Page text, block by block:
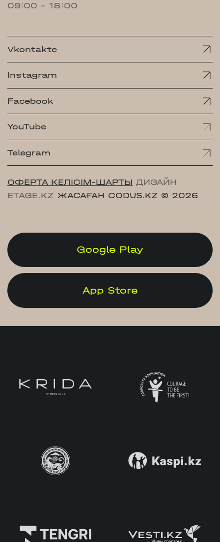
09:00 - 18:00
Vkontakte
Instagram
Facebook
YouTube
Telegram
ОФЕРТА КЕЛІСІМ-ШАРТЫ ДИЗАЙН
ETAGE.KZ ЖАСАҒАН CODUS.KZ © 2026
Google Play
App Store